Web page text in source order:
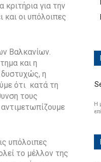
για την
και οι υπόλοιπες
Βαλκανίων.
και η
η
ότι κατά τη
τους
υπόλοιπες
το μέλλον της
Η